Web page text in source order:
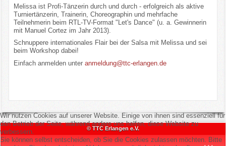
Melissa ist Profi-Tänzerin durch und durch - erfolgreich als aktive
Turniertänzerin, Trainerin, Choreographin und mehrfache
Teilnehmerin beim RTL-TV-Format "Let's Dance" (u. a. Gewinnerin
mit Manuel Cortez im Jahr 2013).
Schnuppere internationales Flair bei der Salsa mit Melissa und sei
beim Workshop dabei!
Einfach anmelden unter anmeldung@ttc-erlangen.de
© TTC Erlangen e.V.
Wir nutzen Cookies auf unserer Website. Einige von ihnen sind essenziell für
den Betrieb der Seite, während andere uns helfen, diese Website zu
verbessern.
Sie können selbst entscheiden, ob Sie die Cookies zulassen möchten. Bitte